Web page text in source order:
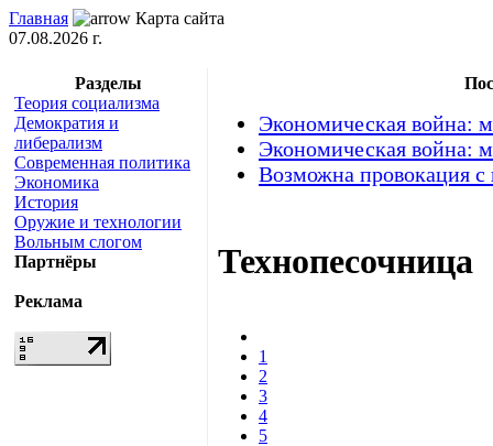
Главная
Карта сайта
07.08.2026 г.
Разделы
Теория социализма
Демократия и
либерализм
Современная политика
Экономика
История
Оружие и технологии
Вольным слогом
Партнёры
Реклама
Экономическая война:
Экономическая война:
Возможна провокация
Технопесочница
1
2
3
4
5